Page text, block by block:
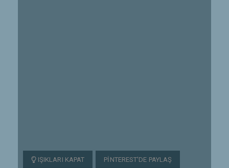
IŞIKLARI KAPAT PINTEREST'DE PAYLAŞ